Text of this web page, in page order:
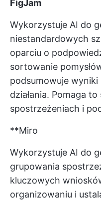
FigJam
Wykorzystuje AI do
niestandardowych
oparciu o
sortowanie
podsumowuje
działania. Pomaga
spostrzeżeniach i
**Miro
Wykorzystuje AI do
grupowania
kluczowych
organizowaniu i